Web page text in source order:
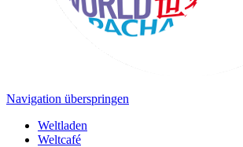
Navigation überspringen
Weltladen
Weltcafé